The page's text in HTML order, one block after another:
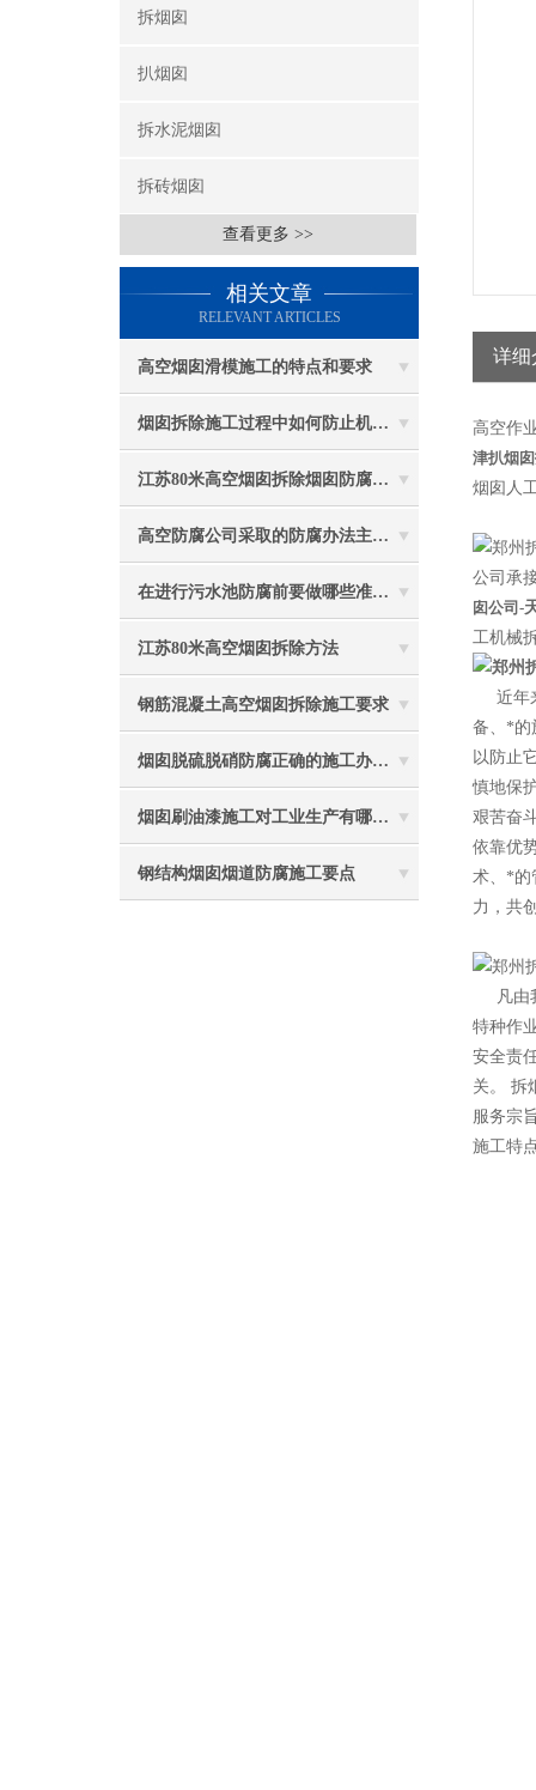
拆烟囱
扒烟囱
拆水泥烟囱
拆砖烟囱
查看更多 >>
相关文章
RELEVANT ARTICLES
高空烟囱滑模施工的特点和要求
烟囱拆除施工过程中如何防止机械伤害
江苏80米高空烟囱拆除烟囱防腐工程施工安全注意事项
高空防腐公司采取的防腐办法主要有哪些？
在进行污水池防腐前要做哪些准备工作？
江苏80米高空烟囱拆除方法
钢筋混凝土高空烟囱拆除施工要求
烟囱脱硫脱硝防腐正确的施工办法由高空防腐公司说与你听
烟囱刷油漆施工对工业生产有哪些效能？
钢结构烟囱烟道防腐施工要点
详细
高空作
津扒烟
烟囱人
公司承
囱公司-
工机械
近年
备、*的
以防止
慎地保
艰苦奋
依靠优
术、*的
力，共
凡由
特种作
安全责
关。 拆
服务宗
施工特